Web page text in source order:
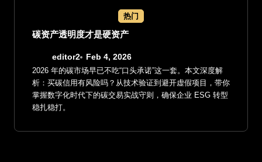
热门
碳资产透明度才是硬资产
editor2 Feb 4, 2026
2026 年的碳市场早已不吃“口头承诺”这一套。本文深度解
析：买碳信用有风险吗？从技术验证到避开虚假项目，带你
掌握数字化时代下的碳交易实战守则，确保企业 ESG 转型
稳扎稳打。